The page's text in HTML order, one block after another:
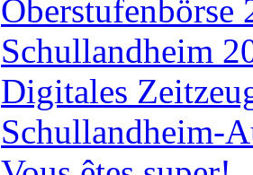
Oberstufenbörse
Schullandheim
Digitales
Schullandheim-